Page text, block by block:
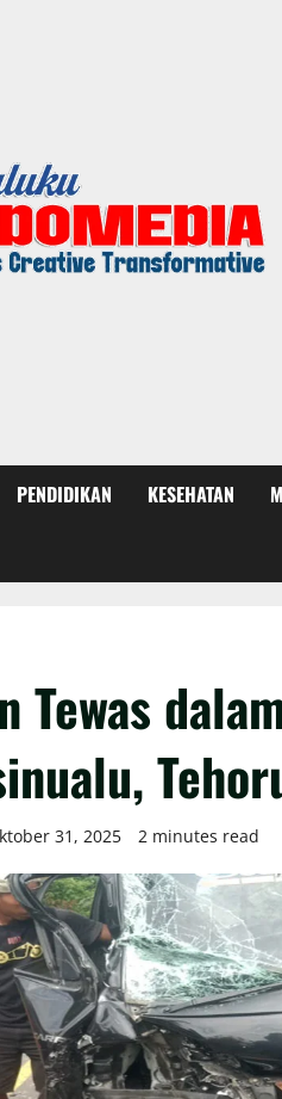
PENDIDIKAN KESEHATAN
Tewas
31, 2025 2 minutes read